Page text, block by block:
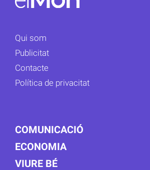
Qui som
Publicitat
Contacte
Política de privacitat
COMUNICACIÓ
ECONOMIA
VIURE BÉ